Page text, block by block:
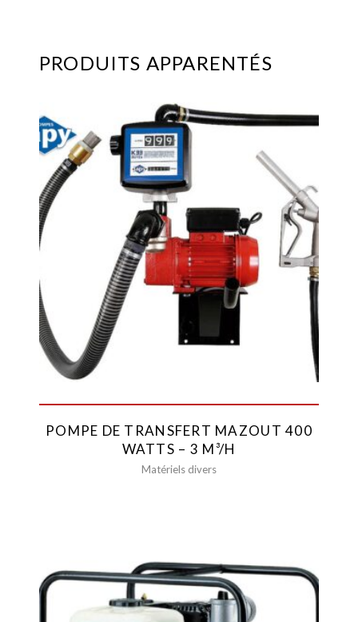
PRODUITS APPARENTÉS
POMPE DE TRANSFERT MAZOUT 400
WATTS – 3 M³/H
Matériels divers